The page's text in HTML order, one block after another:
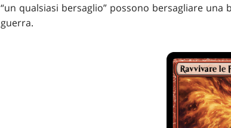
“un qualsiasi bersaglio” possono bersagliare
guerra.